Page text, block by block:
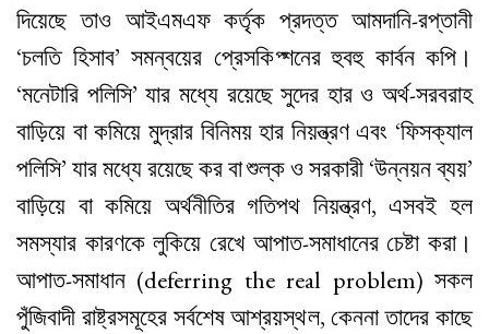
দিয়েছে তাও আইএমএফ কর্তৃক প্রদত্ত আমদানি-রপ্তানী
‘চলতি হিসাব’ সমন্বয়ের প্রেসকিপ্শনের হুবহু কার্বন কপি।
‘মনেটারি পলিসি’ যার মধ্যে রয়েছে সুদের হার ও অর্থ-সরবরাহ
বাড়িয়ে বা কমিয়ে মুদ্রার বিনিময় হার নিয়ন্ত্রণ এবং ‘ফিসক্যাল
পলিসি’ যার মধ্যে রয়েছে কর বা শুল্ক ও সরকারী ‘উন্নয়ন ব্যয়’
বাড়িয়ে বা কমিয়ে অর্থনীতির গতিপথ নিয়ন্ত্রণ, এসবই হল
সমস্যার কারণকে লুকিয়ে রেখে আপাত-সমাধানের চেষ্টা করা।
আপাত-সমাধান (deferring the real problem) সকল
পুঁজিবাদী রাষ্ট্রসমূহের সর্বশেষ আশ্রয়স্থল, কেননা তাদের কাছে